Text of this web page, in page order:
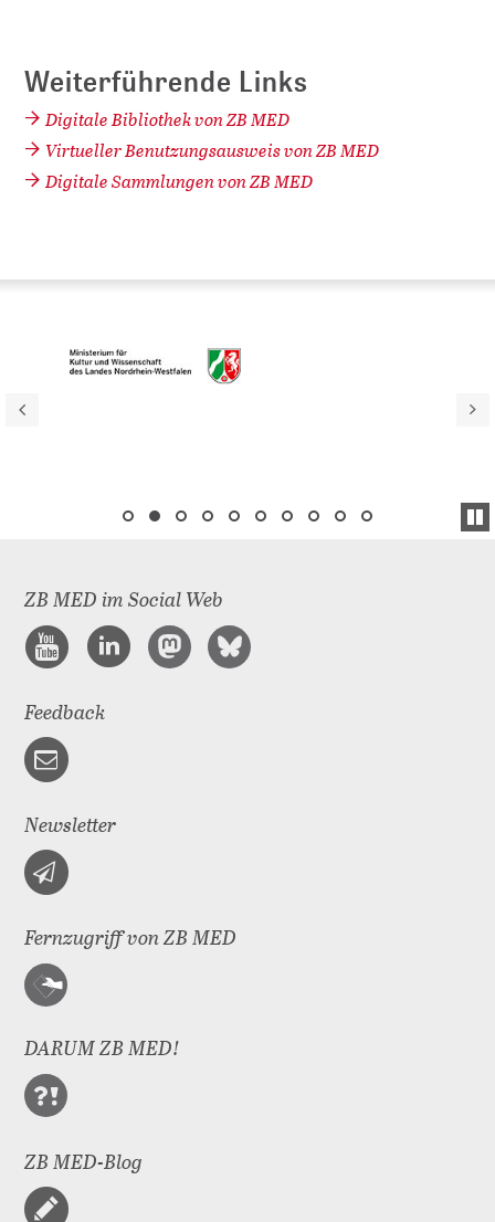
Weiterführende Links
Digitale Bibliothek von ZB MED
Virtueller Benutzungsausweis von ZB MED
Digitale Sammlungen von ZB MED
ZB MED im Social Web
Feedback
Newsletter
Fernzugriff von ZB MED
DARUM ZB MED!
ZB MED-Blog